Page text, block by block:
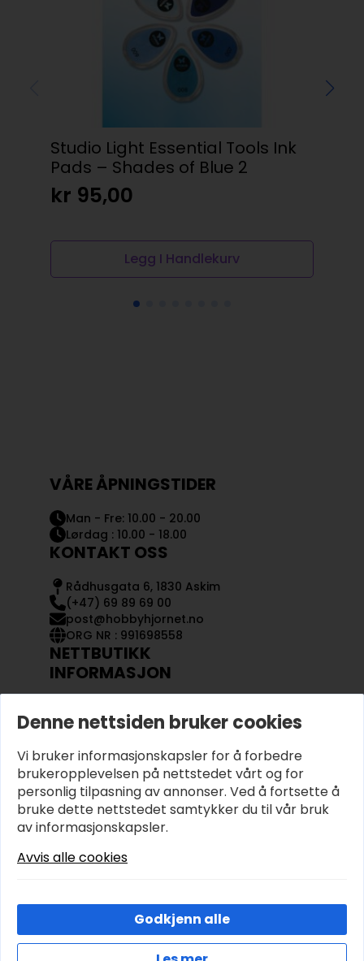
Studio Light Essential Tools Ink
Pads – Shades of Blue 2
kr 95,00
Legg I Handlekurv
VÅRE ÅPNINGSTIDER
Man - Fre: 10.00 - 20.00
Lørdag : 10.00 - 18.00
KONTAKT OSS
Rådhusgata 6, 1830 Askim
(+47) 69 89 69 00
post@hobbyhjornet.no
ORG NR : 991698558
NETTBUTIKK
INFORMASJON
OM OSS
KJØPSVILKÅR OG BETINGELSER
PERSONVERN
Denne nettsiden bruker cookies
Vi bruker informasjonskapsler for å forbedre
brukeropplevelsen på nettstedet vårt og for
personlig tilpasning av annonser. Ved å fortsette å
bruke dette nettstedet samtykker du til vår bruk
av informasjonskapsler.
Avvis alle cookies
Godkjenn alle